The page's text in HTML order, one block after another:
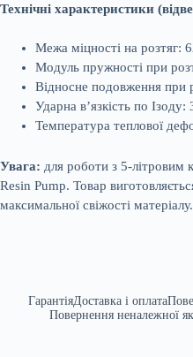
Технічні характеристики
Межа міцності на розтяг:
Модуль пружності при
Відносне подовження при
Ударна в’язкість по
Температура теплової
Увага: для роботи з 5-літровим
Resin Pump. Товар
максимальної свіжості матеріалу.
ГарантіяДоставка і оплата
Повернення неналежної